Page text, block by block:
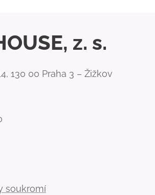
z. s.
130 00 Praha 3 – Žižkov
soukromí